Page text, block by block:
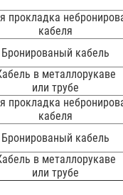
прокладка
кабеля
Бронированый кабель
в металлорукаве
или трубе
прокладка
кабеля
Бронированый кабель
в металлорукаве
или трубе